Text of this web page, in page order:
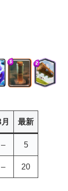
最新
– 5
– 20